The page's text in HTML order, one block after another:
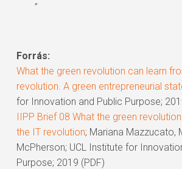
”
Forrás:
What the green revolution can learn
revolution. A green entrepreneurial
for Innovation and Public Purpose;
IIPP Brief 08 What the green
the IT revolution; Mariana Mazzucato,
McPherson; UCL Institute for
Purpose; 2019 (PDF)